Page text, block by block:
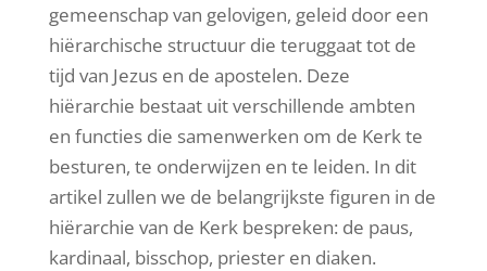
gemeenschap van gelovigen, geleid door een
hiërarchische structuur die teruggaat tot de
tijd van Jezus en de apostelen. Deze
hiërarchie bestaat uit verschillende ambten
en functies die samenwerken om de Kerk te
besturen, te onderwijzen en te leiden. In dit
artikel zullen we de belangrijkste figuren in de
hiërarchie van de Kerk bespreken: de paus,
kardinaal, bisschop, priester en diaken.